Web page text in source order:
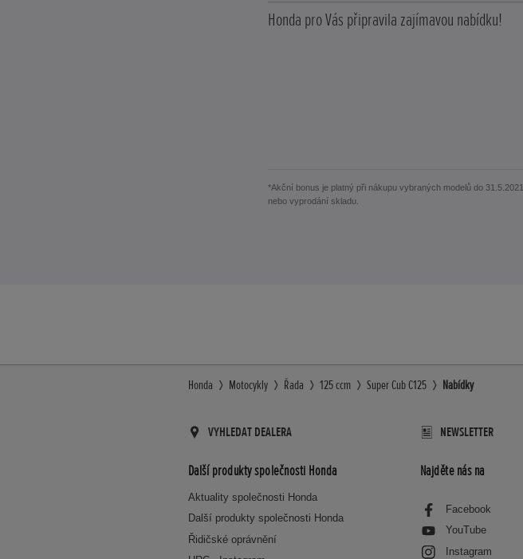
Honda pro Vás připravila zajímavou nabídku!
*Akční bonus je platný při nákupu vybraných modelů do
nebo vyprodání skladu.
Honda Motocykly Řada 125 ccm Super Cub C125 Nabídky
VYHLEDAT DEALERA NEWSLETTER
Další produkty společnosti Honda
Aktuality společnosti Honda
Další produkty společnosti Honda
Řidičské oprávnění
Najděte nás na
Facebook
YouTube
Instagram